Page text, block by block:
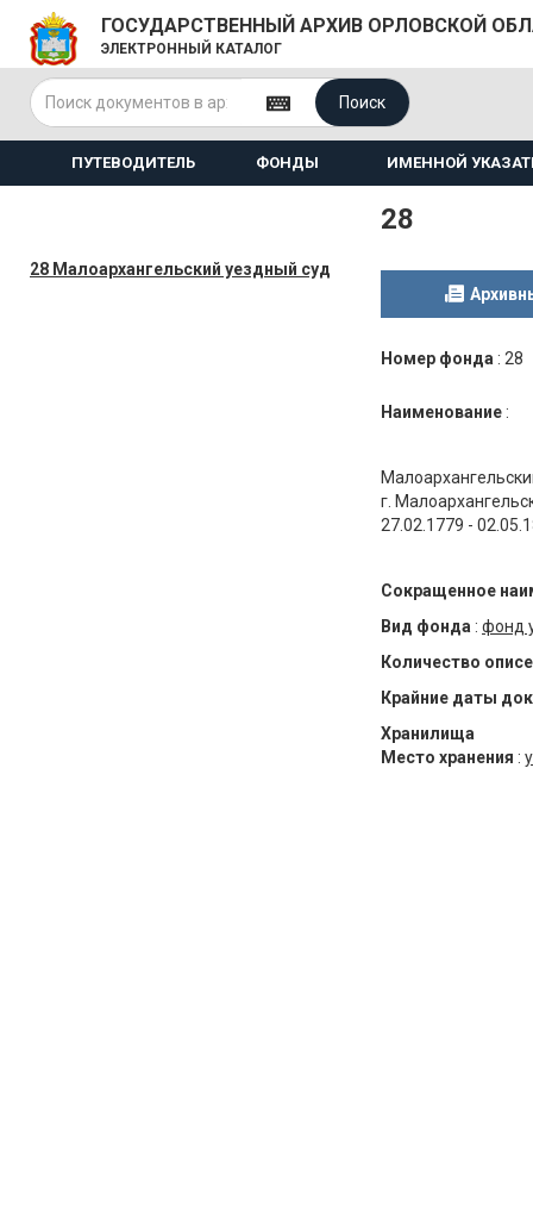
ГОСУДАРСТВЕННЫЙ АРХИВ ОРЛОВСКОЙ
ЭЛЕКТРОННЫЙ КАТАЛОГ
Поиск
ПУТЕВОДИТЕЛЬ ФОНДЫ ИМЕННОЙ
28 Малоархангельский уездный суд
28
Номер фонда : 28
Наименование :
г.
27.02.1779 -
Сокращенное
Вид фонда : фонд
Количество
Крайние даты
Хранилища
Место хранения :